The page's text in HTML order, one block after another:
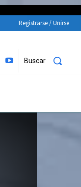
Registrarse / Unirse
Buscar